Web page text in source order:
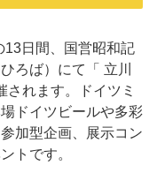
13日間、国営昭和記
ろば）にて「 立川
されます。ドイツミ
ドイツビールや多彩
加型企画、展示コン
トです。